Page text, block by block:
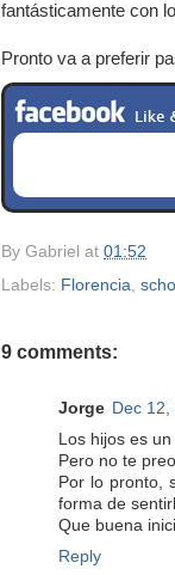
fantásticamente con
Pronto va a preferir
By Gabriel at 01:52
Labels: Florencia
9 comments:
Jorge Dec 12,
Los hijos es
Pero no te
Por lo pronto,
forma de
Que buena
Reply